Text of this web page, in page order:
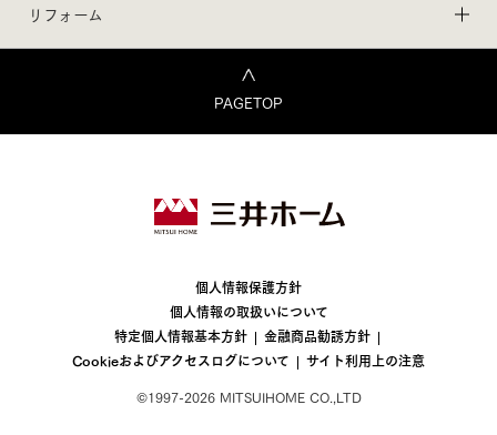
リフォーム
PAGETOP
個人情報保護方針
個人情報の取扱いについて
特定個人情報基本方針
金融商品勧誘方針
Cookieおよびアクセスログについて
サイト利用上の注意
©1997-2026 MITSUIHOME CO.,LTD